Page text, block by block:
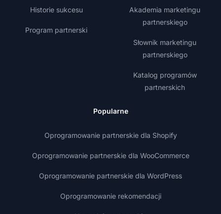
Historie sukcesu
Program partnerski
Akademia marketingu
partnerskiego
Słownik marketingu
partnerskiego
Katalog programów
partnerskich
Popularne
Oprogramowanie partnerskie dla Shopify
Oprogramowanie partnerskie dla WooCommerce
Oprogramowanie partnerskie dla WordPress
Oprogramowanie rekomendacji